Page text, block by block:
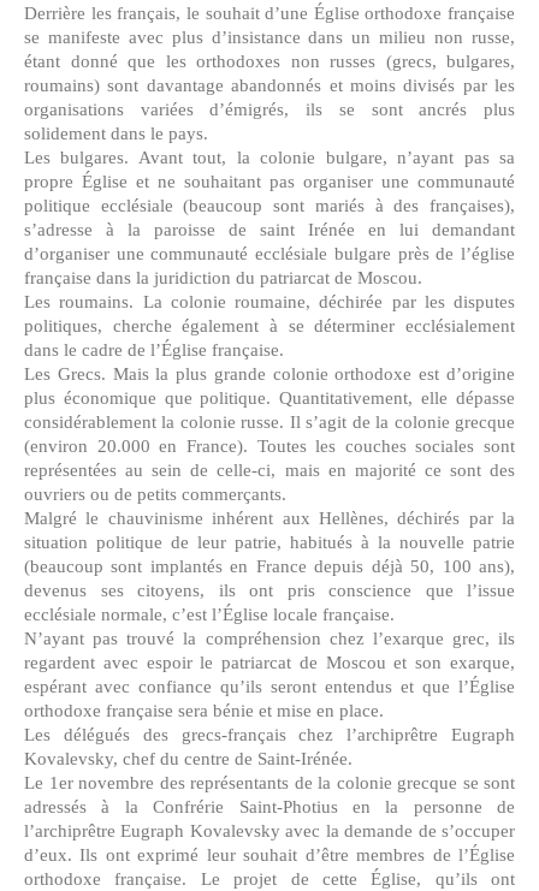
Derrière les français, le souhait d’une Église orthodoxe française
se manifeste avec plus d’insistance dans un milieu non russe,
étant donné que les orthodoxes non russes (grecs, bulgares,
roumains) sont davantage abandonnés et moins divisés par les
organisations variées d’émigrés, ils se sont ancrés plus
solidement dans le pays.
Les bulgares. Avant tout, la colonie bulgare, n’ayant pas sa
propre Église et ne souhaitant pas organiser une communauté
politique ecclésiale (beaucoup sont mariés à des françaises),
s’adresse à la paroisse de saint Irénée en lui demandant
d’organiser une communauté ecclésiale bulgare près de l’église
française dans la juridiction du patriarcat de Moscou.
Les roumains. La colonie roumaine, déchirée par les disputes
politiques, cherche également à se déterminer ecclésialement
dans le cadre de l’Église française.
Les Grecs. Mais la plus grande colonie orthodoxe est d’origine
plus économique que politique. Quantitativement, elle dépasse
considérablement la colonie russe. Il s’agit de la colonie grecque
(environ 20.000 en France). Toutes les couches sociales sont
représentées au sein de celle-ci, mais en majorité ce sont des
ouvriers ou de petits commerçants.
Malgré le chauvinisme inhérent aux Hellènes, déchirés par la
situation politique de leur patrie, habitués à la nouvelle patrie
(beaucoup sont implantés en France depuis déjà 50, 100 ans),
devenus ses citoyens, ils ont pris conscience que l’issue
ecclésiale normale, c’est l’Église locale française.
N’ayant pas trouvé la compréhension chez l’exarque grec, ils
regardent avec espoir le patriarcat de Moscou et son exarque,
espérant avec confiance qu’ils seront entendus et que l’Église
orthodoxe française sera bénie et mise en place.
Les délégués des grecs-français chez l’archiprêtre Eugraph
Kovalevsky, chef du centre de Saint-Irénée.
Le 1er novembre des représentants de la colonie grecque se sont
adressés à la Confrérie Saint-Photius en la personne de
l’archiprêtre Eugraph Kovalevsky avec la demande de s’occuper
d’eux. Ils ont exprimé leur souhait d’être membres de l’Église
orthodoxe française. Le projet de cette Église, qu’ils ont